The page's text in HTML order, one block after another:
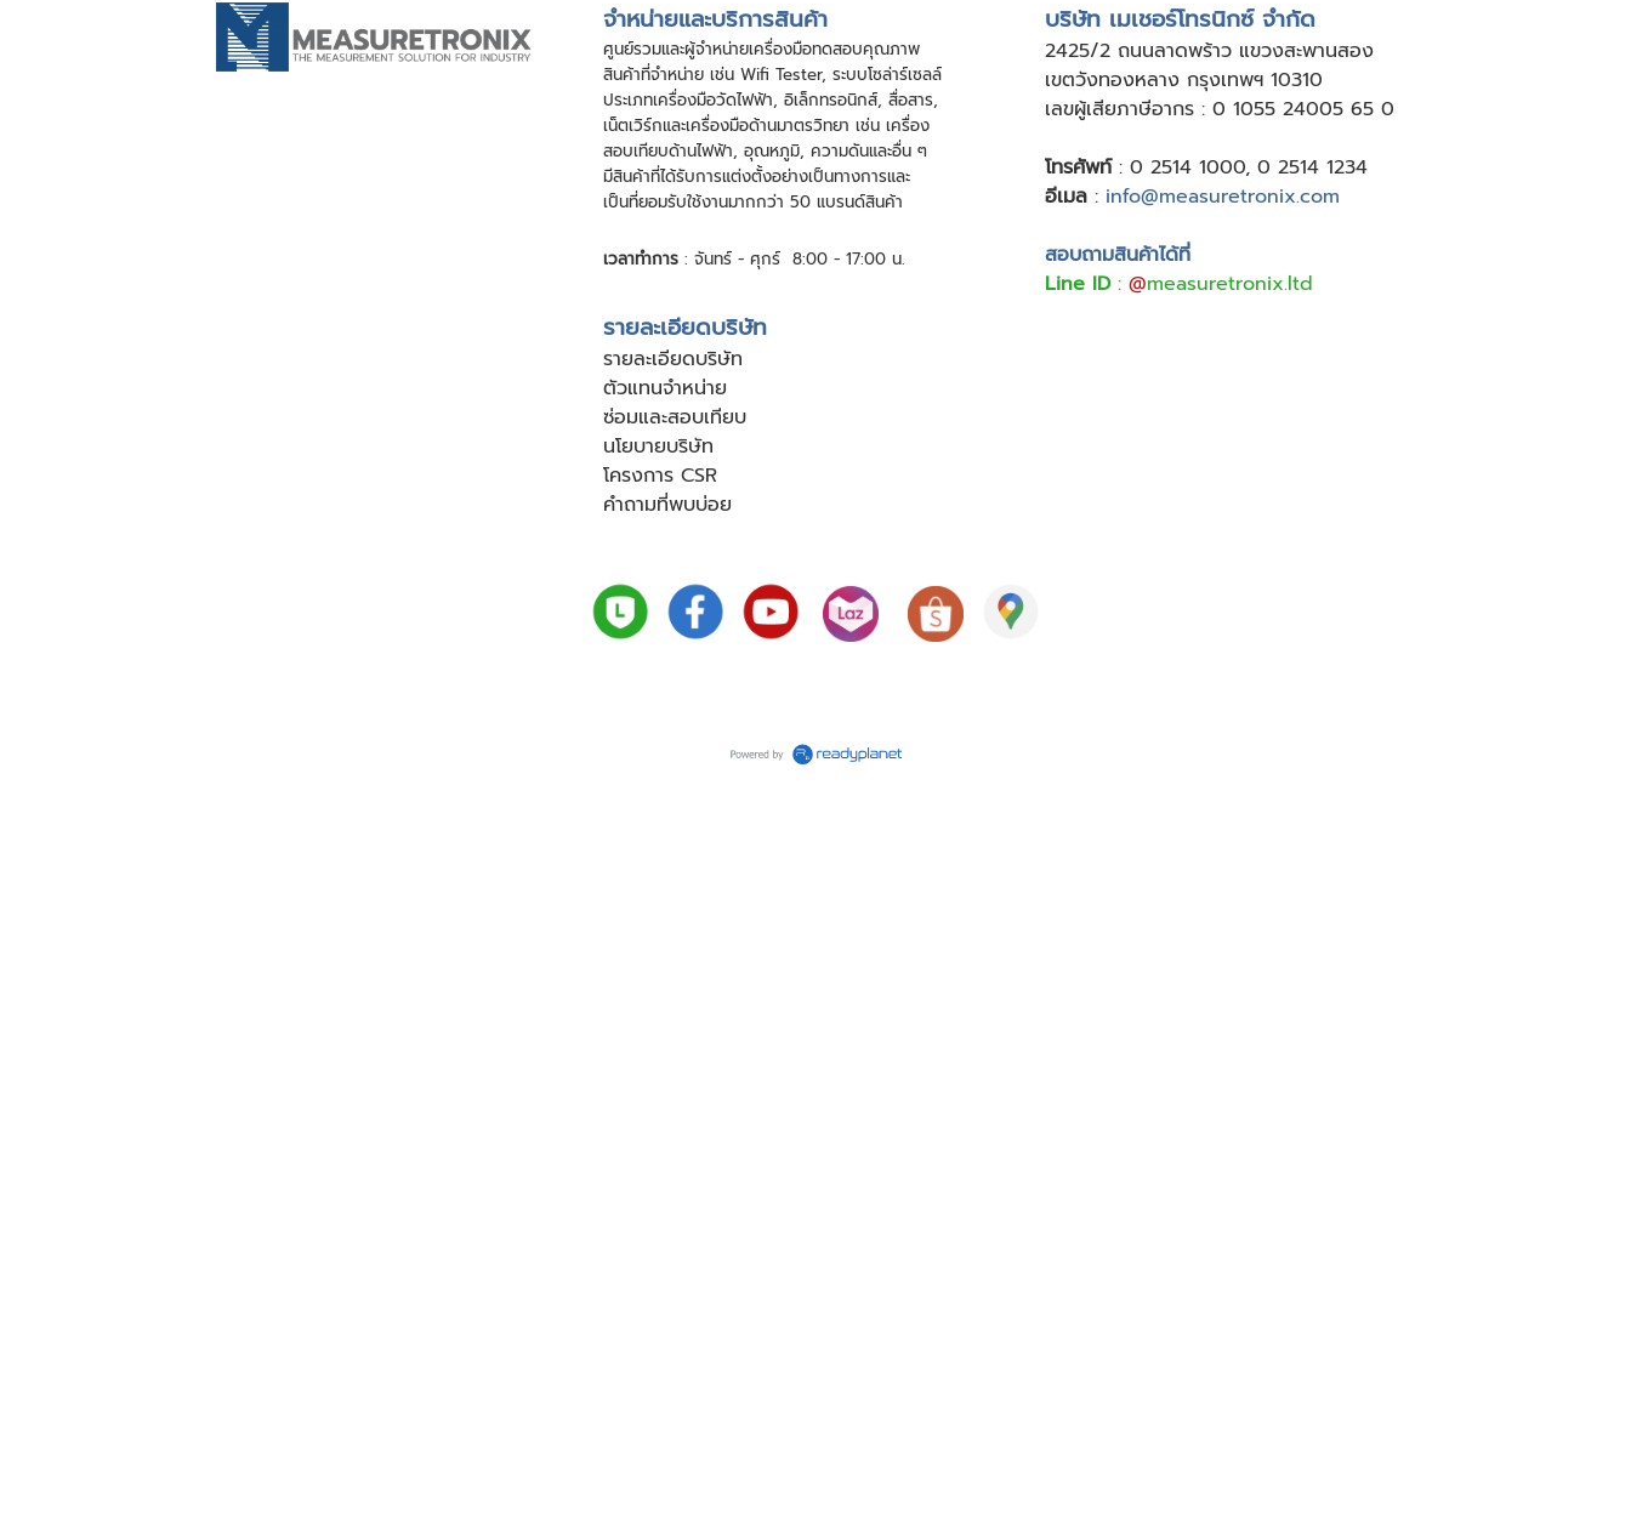
จําหน่ายและบริการสินค้า
ศูนย์รวมและผู้จําหน่ายเครื่องมือทดสอบคุณภาพ
สินค้าที่จําหน่าย เช่น Wifi Tester, ระบบโซล่าร์เซลล์
ประเภทเครื่องมือวัดไฟฟ้า, อิเล็กทรอนิกส์, สื่อสาร,
เน็ตเวิร์กและเครื่องมือด้านมาตรวิทยา เช่น เครื่อง
สอบเทียบด้านไฟฟ้า, อุณหภูมิ, ความดันและอื่น ๆ
มีสินค้าที่ได้รับการแต่งตั้งอย่างเป็นทางการและ
เป็นที่ยอมรับใช้งานมากกว่า 50 แบรนด์สินค้า
เวลาทำการ : จันทร์ - ศุกร์ 8:00 - 17:00 น.
บริษัท เมเชอร์โทรนิกซ์ จำกัด
2425/2 ถนนลาดพร้าว แขวงสะพานสอง
เขตวังทองหลาง กรุงเทพฯ 10310
เลขผู้เสียภาษีอากร : 0 1055 24005 65 0
โทรศัพท์: 0 2514 1000, 0 2514 1234
อีเมล : info@measuretronix.com
สอบถามสินค้าได้ที่
Line ID: @measuretronix.ltd
รายละเอียดบริษัท
รายละเอียดบริษัท
ตัวแทนจำหน่าย
ซ่อมและสอบเทียบ
นโยบายบริษัท
โครงการ CSR
คำถามที่พบบ่อย